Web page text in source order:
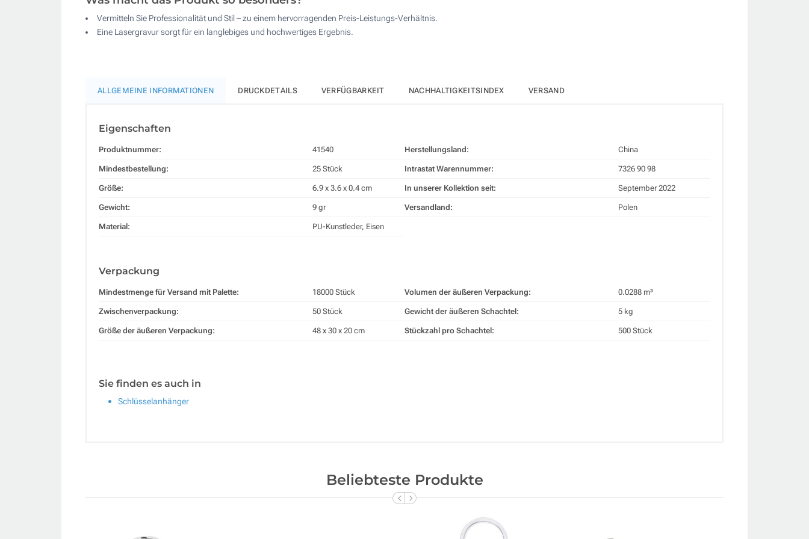
Vermitteln Sie Professionalität und Stil – zu einem hervorragenden Preis-Leistungs-Verhältnis.
Eine Lasergravur sorgt für ein langlebiges und hochwertiges Ergebnis.
ALLGEMEINE INFORMATIONEN DRUCKDETAILS VERFÜGBARKEIT NACHHALTIGKEITSINDEX VERSAND
Eigenschaften
Produktnummer: 41540
Mindestbestellung: 25 Stück
Größe: 6.9 x 3.6 x 0.4 cm
Gewicht: 9 gr
Material: PU-Kunstleder, Eisen
Herstellungsland: China
Intrastat Warennummer: 7326 90 98
In unserer Kollektion seit: September 2022
Versandland: Polen
Verpackung
Mindestmenge für Versand mit Palette: 18000 Stück
Zwischenverpackung: 50 Stück
Größe der äußeren Verpackung: 48 x 30 x 20 cm
Volumen der äußeren Verpackung: 0.0288 m³
Gewicht der äußeren Schachtel: 5 kg
Stückzahl pro Schachtel: 500 Stück
Sie finden es auch in
Schlüsselanhänger
Beliebteste Produkte